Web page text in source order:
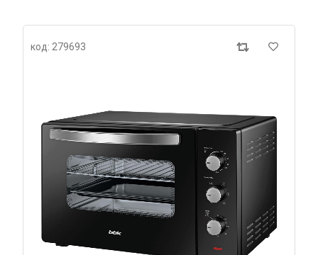
код: 279693